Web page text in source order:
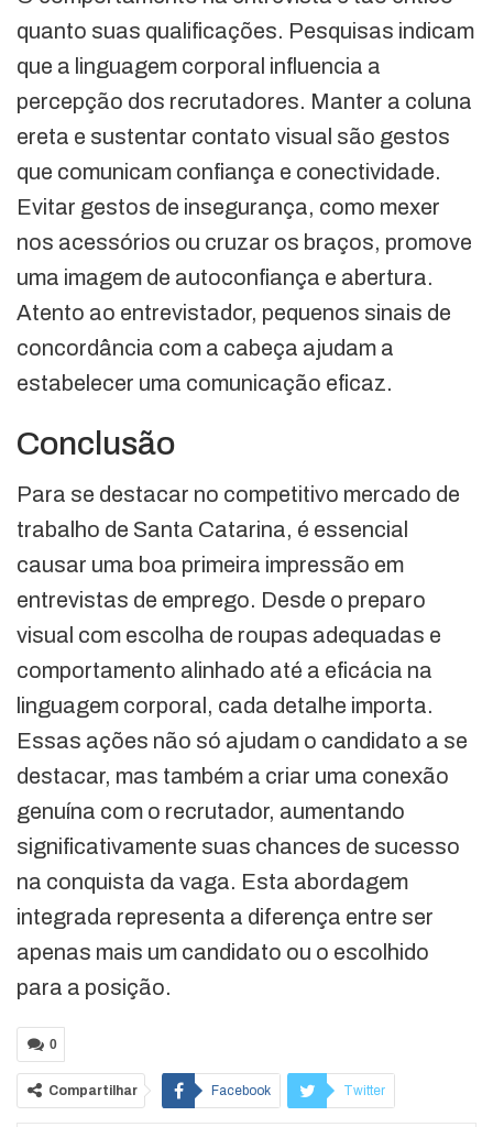
quanto suas qualificações. Pesquisas indicam
que a linguagem corporal influencia a
percepção dos recrutadores. Manter a coluna
ereta e sustentar contato visual são gestos
que comunicam confiança e conectividade.
Evitar gestos de insegurança, como mexer
nos acessórios ou cruzar os braços, promove
uma imagem de autoconfiança e abertura.
Atento ao entrevistador, pequenos sinais de
concordância com a cabeça ajudam a
estabelecer uma comunicação eficaz.
Conclusão
Para se destacar no competitivo mercado de
trabalho de Santa Catarina, é essencial
causar uma boa primeira impressão em
entrevistas de emprego. Desde o preparo
visual com escolha de roupas adequadas e
comportamento alinhado até a eficácia na
linguagem corporal, cada detalhe importa.
Essas ações não só ajudam o candidato a se
destacar, mas também a criar uma conexão
genuína com o recrutador, aumentando
significativamente suas chances de sucesso
na conquista da vaga. Esta abordagem
integrada representa a diferença entre ser
apenas mais um candidato ou o escolhido
para a posição.
0
Compartilhar Facebook Twitter